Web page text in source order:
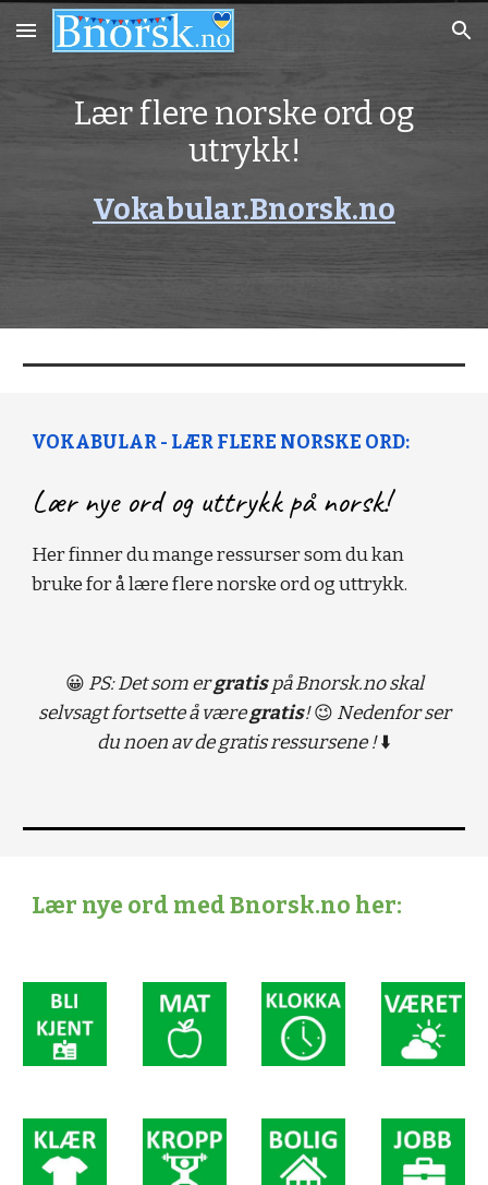
Skip to main content Skip to navigation
Lær flere norske ord og
utrykk!
Vokabular.Bnorsk.no
VOKABULAR - LÆR FLERE NORSKE ORD:
Lær nye ord og uttrykk på norsk!
Her finner du mange ressurser som du kan
bruke for å lære flere norske ord og uttrykk.
😀 PS: Det som ergratispå Bnorsk.no skal
selvsagt fortsette å væregratis!😉 Nedenfor ser
du noen av de gratis ressursene !⬇️
Lær nye ord med Bnorsk.no her: